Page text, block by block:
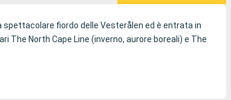
spettacolare fiordo delle Vesterålen ed è entrata in
The North Cape Line (inverno, aurore boreali) e The